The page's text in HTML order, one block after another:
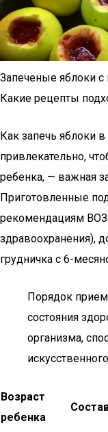
Запеченые яблоки с
Какие рецепты
Как запечь яблоки
привлекательно,
ребенка, — важная
Приготовленные
рекомендациям ВОЗ
здравоохранения),
грудничка с 6-
Порядок
состояния
организма,
Возраст
ребенка